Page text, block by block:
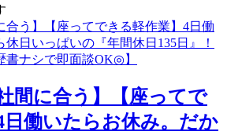
間に合う】【座ってで
日働いたらお休み。だか